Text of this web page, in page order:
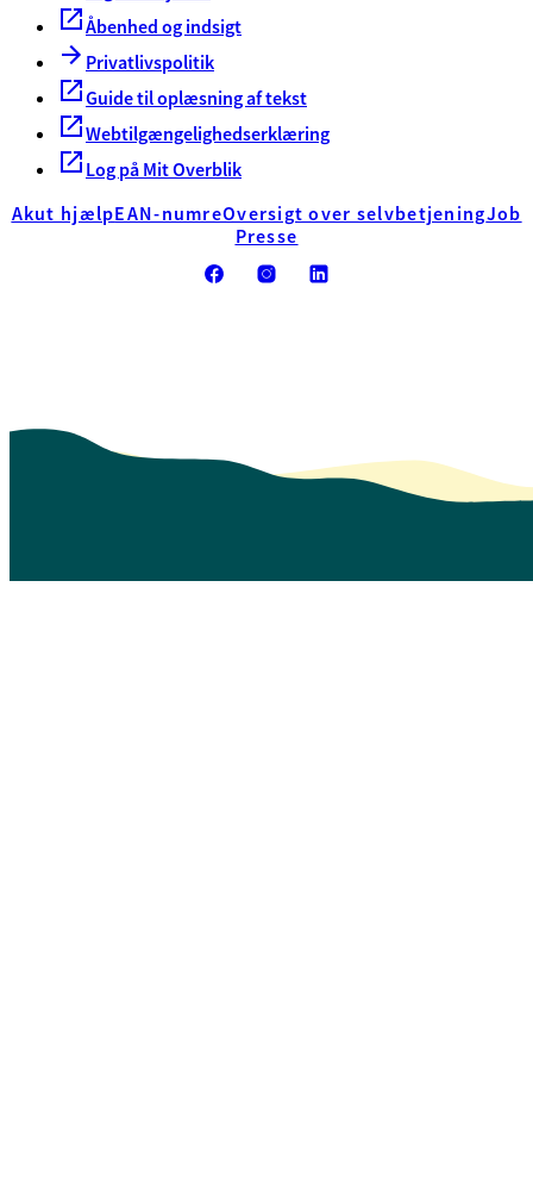
Åbenhed og indsigt
Privatlivspolitik
Guide til oplæsning af tekst
Webtilgængelighedserklæring
Log på Mit Overblik
Akut hjælpEAN-numreOversigt over selvbetjeningJob
Presse